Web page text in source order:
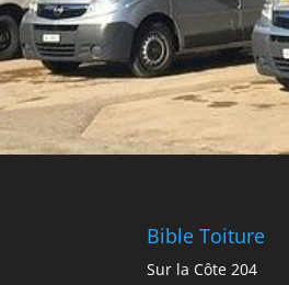
Bible Toiture
Sur la Côte 204